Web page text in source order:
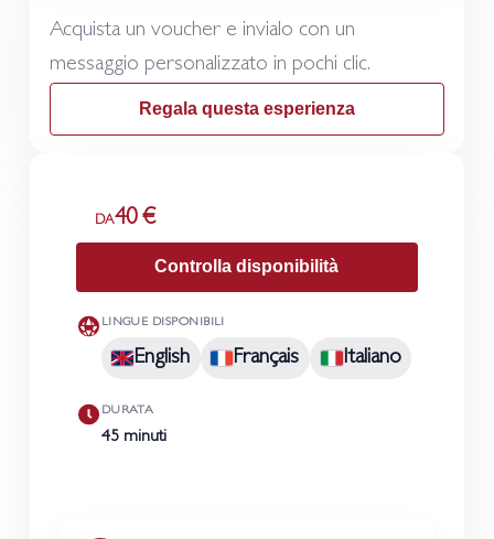
DA40 €
Controlla disponibilità
LINGUE DISPONIBILI
English Français Italiano
DURATA
45 minuti
Acquista un voucher e invialo con un
messaggio personalizzato in pochi clic.
Regala questa esperienza